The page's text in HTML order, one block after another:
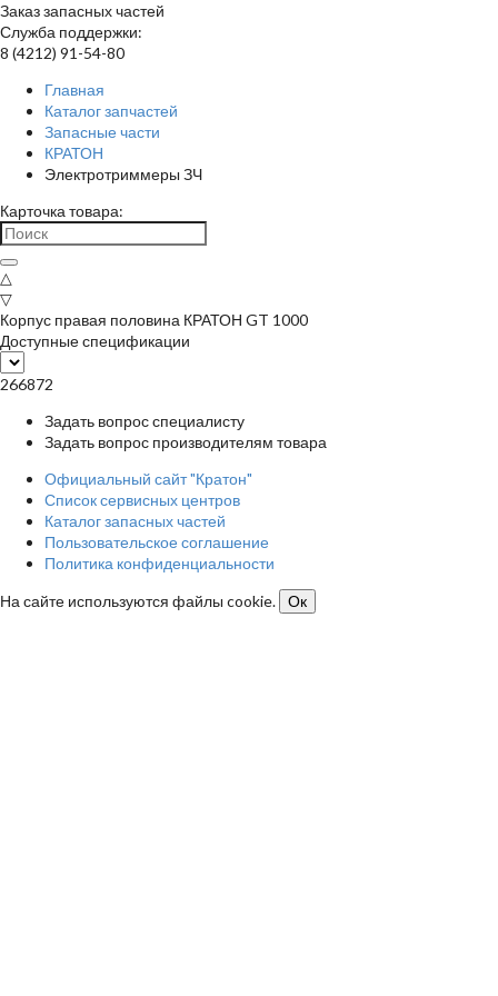
Заказ запасных частей
Служба поддержки:
8 (4212) 91-54-80
Главная
Каталог запчастей
Запасные части
КРАТОН
Электротриммеры ЗЧ
Карточка товара:
△
▽
Корпус правая половина КРАТОН GT 1000
Доступные спецификации
266872
Задать вопрос специалисту
Задать вопрос производителям товара
Официальный сайт "Кратон"
Список сервисных центров
Каталог запасных частей
Пользовательское соглашение
Политика конфиденциальности
На сайте используются файлы cookie.
Ок